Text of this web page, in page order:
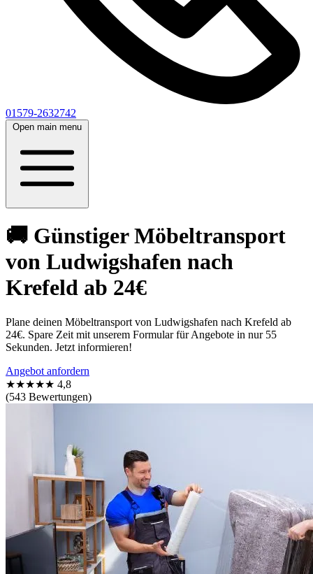
01579-2632742
Open main menu
🚚 Günstiger Möbeltransport
von Ludwigshafen nach
Krefeld ab 24€
Plane deinen Möbeltransport von Ludwigshafen nach Krefeld ab
24€. Spare Zeit mit unserem Formular für Angebote in nur 55
Sekunden. Jetzt informieren!
Angebot anfordern
★★★★★ 4,8
(543 Bewertungen)